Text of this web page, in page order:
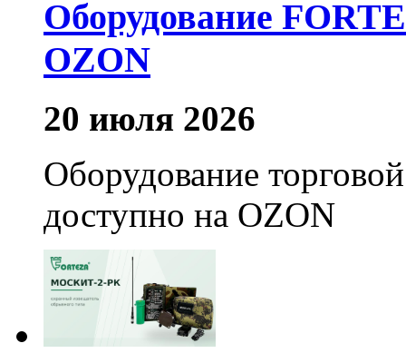
Оборудование
OZON
20 июля 2026
Оборудование
доступно на OZON